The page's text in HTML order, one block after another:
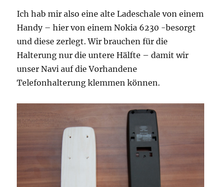
Ich hab mir also eine alte Ladeschale von einem
Handy – hier von einem Nokia 6230 -besorgt
und diese zerlegt. Wir brauchen für die
Halterung nur die untere Hälfte – damit wir
unser Navi auf die Vorhandene
Telefonhalterung klemmen können.